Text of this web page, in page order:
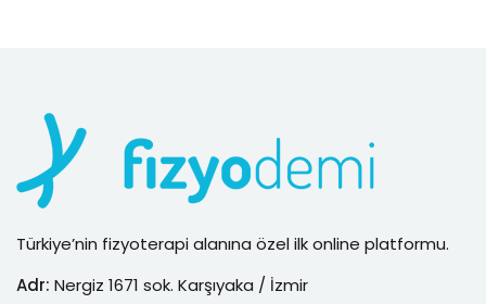
Türkiye’nin fizyoterapi alanına özel ilk online platformu.
Adr: Nergiz 1671 sok. Karşıyaka / İzmir